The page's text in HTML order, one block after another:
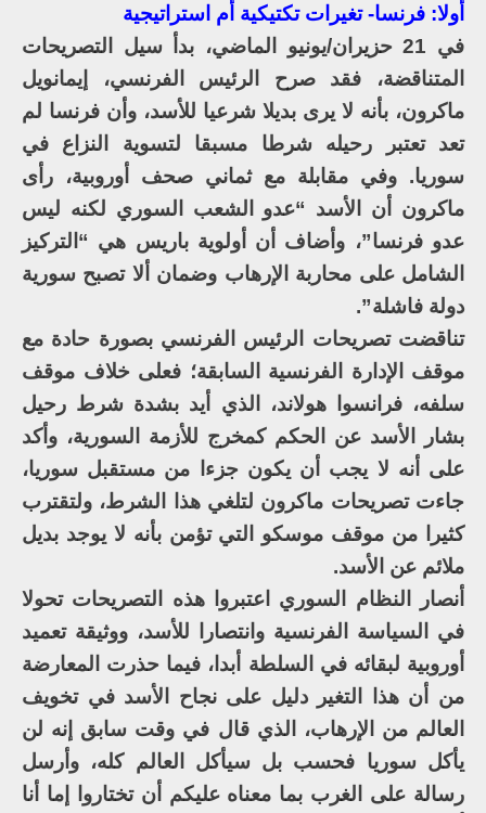
أولا: فرنسا- تغيرات تكتيكية أم استراتيجية
في 21 حزيران/يونيو الماضي، بدأ سيل التصريحات
المتناقضة، فقد صرح الرئيس الفرنسي، إيمانويل
ماكرون، بأنه لا يرى بديلا شرعيا للأسد، وأن فرنسا لم
تعد تعتبر رحيله شرطا مسبقا لتسوية النزاع في
سوريا. وفي مقابلة مع ثماني صحف أوروبية، رأى
ماكرون أن الأسد “عدو الشعب السوري لكنه ليس
عدو فرنسا”، وأضاف أن أولوية باريس هي “التركيز
الشامل على محاربة الإرهاب وضمان ألا تصبح سورية
دولة فاشلة”.
تناقضت تصريحات الرئيس الفرنسي بصورة حادة مع
موقف الإدارة الفرنسية السابقة؛ فعلى خلاف موقف
سلفه، فرانسوا هولاند، الذي أيد بشدة شرط رحيل
بشار الأسد عن الحكم كمخرج للأزمة السورية، وأكد
على أنه لا يجب أن يكون جزءا من مستقبل سوريا،
جاءت تصريحات ماكرون لتلغي هذا الشرط، ولتقترب
كثيرا من موقف موسكو التي تؤمن بأنه لا يوجد بديل
ملائم عن الأسد.
أنصار النظام السوري اعتبروا هذه التصريحات تحولا
في السياسة الفرنسية وانتصارا للأسد، ووثيقة تعميد
أوروبية لبقائه في السلطة أبدا، فيما حذرت المعارضة
من أن هذا التغير دليل على نجاح الأسد في تخويف
العالم من الإرهاب، الذي قال في وقت سابق إنه لن
يأكل سوريا فحسب بل سيأكل العالم كله، وأرسل
رسالة على الغرب بما معناه عليكم أن تختاروا إما أنا